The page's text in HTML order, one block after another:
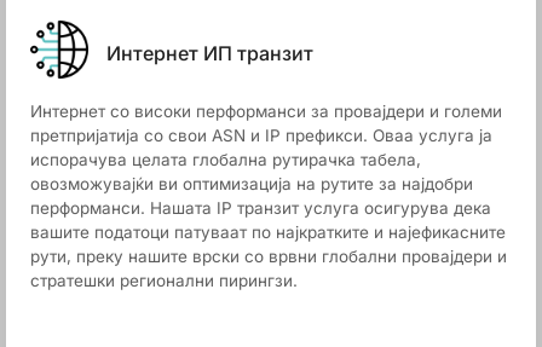
Интернет ИП транзит
Интернет со високи перформанси за провајдери и големи
претпријатија со свои ASN и IP префикси. Оваа услуга ја
испорачува целата глобална рутирачка табела,
овозможувајќи ви оптимизација на рутите за најдобри
перформанси. Нашата IP транзит услуга осигурува дека
вашите податоци патуваат по најкратките и најефикасните
рути, преку нашите врски со врвни глобални провајдери и
стратешки регионални пирингзи.